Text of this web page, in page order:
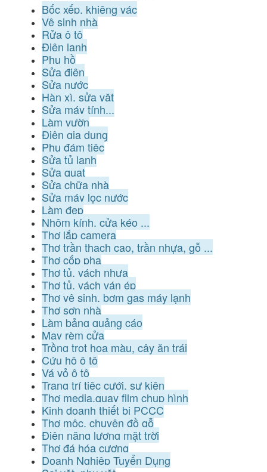
Bốc xếp, khiêng vác
Vệ sinh nhà
Rửa ô tô
Điện lạnh
Phụ hồ
Sửa điện
Sửa nước
Hàn xì, sửa vặt
Sửa máy tính...
Làm vườn
Điện gia dụng
Phụ đám tiệc
Sửa tủ lạnh
Sửa quạt
Sửa chữa nhà
Sửa máy lọc nước
Làm đẹp
Nhôm kính, cửa kéo ...
Thợ lắp camera
Thợ trần thạch cao, trần nhựa, gỗ ...
Thợ cốp pha
Thợ tủ, vách nhựa
Thợ tủ, vách ván ép
Thợ vệ sinh, bơm gas máy lạnh
Thợ sơn nhà
Làm bảng quảng cáo
May rèm cửa
Trồng trọt hoa màu, cây ăn trái
Cứu hộ ô tô
Vá vỏ ô tô
Trang trí tiệc cưới, sự kiện
Thợ media,quay film chụp hình
Kinh doanh thiết bị PCCC
Thợ mộc, chuyên đồ gỗ
Điện năng lượng mặt trời
Thợ đá hóa cương
Doanh Nghiệp Tuyển Dụng